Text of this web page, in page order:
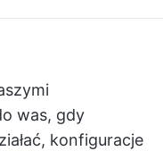
was, gdy
konfiguracje